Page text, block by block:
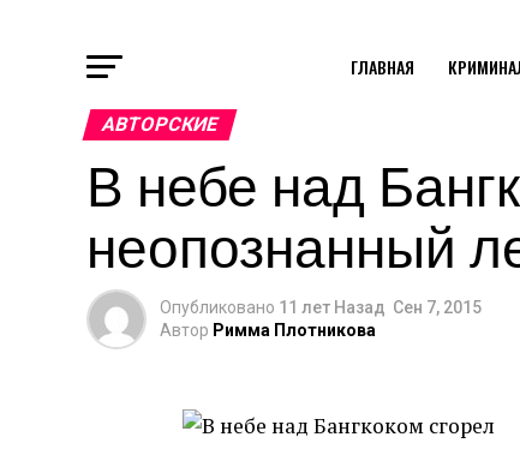
ГЛАВНАЯ
АВТОРСКИЕ
В небе над
неопознанный
Опубликовано 11 лет Назад Сен 7, 2015
Автор Римма Плотникова